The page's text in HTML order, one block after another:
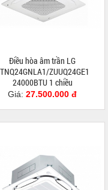
Điều hòa âm trần LG
ZUUQ24GE1
24000BTU 1 chiều
Giá: 27.500.000 đ